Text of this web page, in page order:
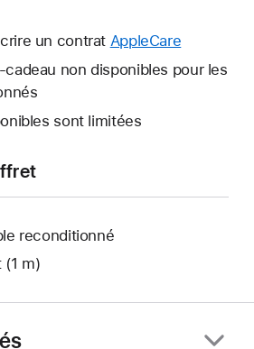
fenêtre
un contrat AppleCare
nouvelle
non disponibles pour les
sont limitées
reconditionné
(1 m)